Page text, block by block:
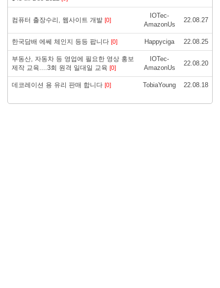
컴퓨터 출장수리, 웹사이트 개발 [0]
IOTec-
AmazonUs
22.08.27
한국담배 에쎄 체인지 등등 팝니다 [0] Happyciga 22.08.25
부동산, 자동차 등 영업에 필요한 영상 홍보
제작 교육....3회 원격 일대일 교육 [0]
IOTec-
AmazonUs
22.08.20
데코레이션 용 유리 판매 합니다 [0] TobiaYoung 22.08.18